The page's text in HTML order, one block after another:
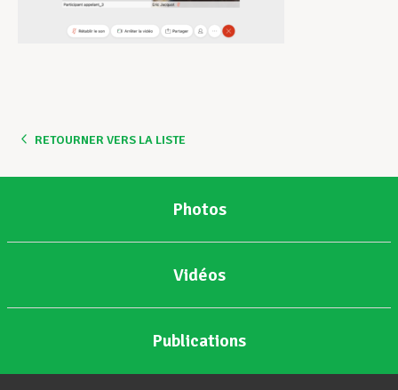
RETOURNER VERS LA LISTE
Photos
Vidéos
Publications